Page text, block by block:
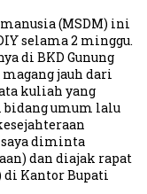
(MSDM) ini
selama 2 minggu.
di BKD Gunung
jauh dari
kuliah yang
bidang umum lalu
saya diminta
dan diajak rapat
di Kantor Bupati